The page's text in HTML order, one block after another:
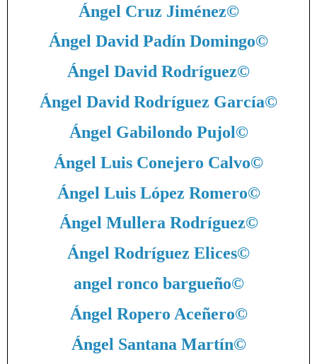
Ángel Cruz Jiménez©
Ángel David Padín Domingo©
Ángel David Rodríguez©
Ángel David Rodríguez García©
Ángel Gabilondo Pujol©
Ángel Luis Conejero Calvo©
Ángel Luis López Romero©
Ángel Mullera Rodríguez©
Ángel Rodríguez Elices©
angel ronco bargueño©
Ángel Ropero Aceñero©
Ángel Santana Martín©